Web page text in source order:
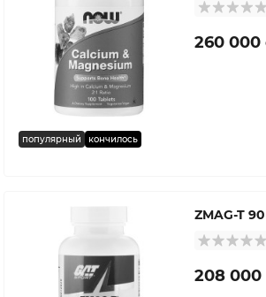
популярный кончилось
260 000
ZMAG-T
208 000